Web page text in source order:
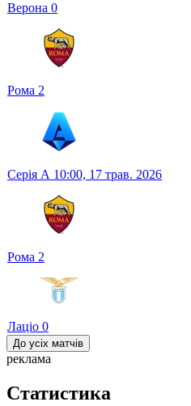
Верона 0
Рома 2
Серія А 10:00, 17 трав. 2026
Рома 2
Лаціо 0
До усіх матчів
реклама
Статистика